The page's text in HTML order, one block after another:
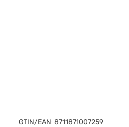
GTIN/EAN: 8711871007259